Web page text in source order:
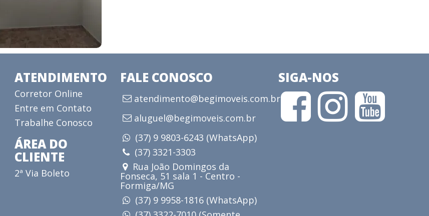
ATENDIMENTO
Corretor Online
Entre em Contato
Trabalhe Conosco
ÁREA DO
CLIENTE
2ª Via Boleto
FALE CONOSCO
atendimento@begimoveis.com.br
aluguel@begimoveis.com.br
(37) 9 9803-6243 (WhatsApp)
(37) 3321-3303
Rua João Domingos da
Fonseca, 51 sala 1 - Centro -
Formiga/MG
(37) 9 9958-1816 (WhatsApp)
SIGA-NOS